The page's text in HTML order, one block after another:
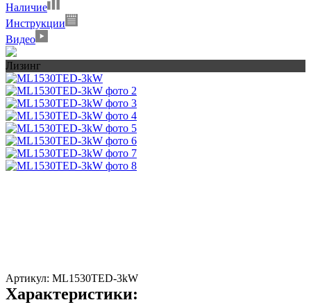
Наличие
Инструкции
Видео
Лизинг
Артикул: МL1530TED-3kW
Характеристики: